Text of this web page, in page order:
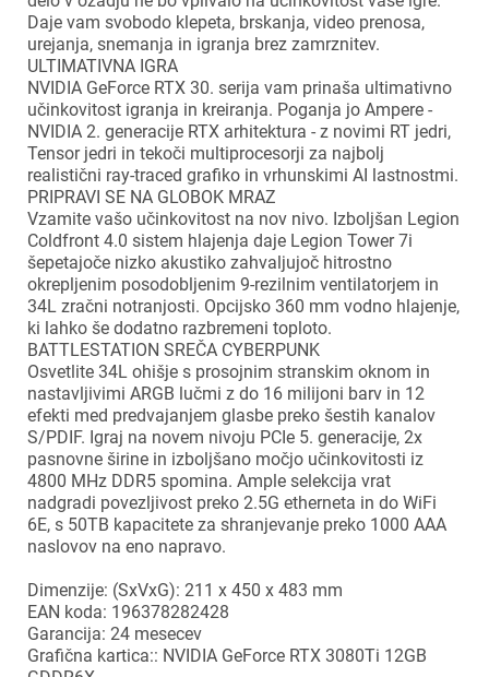
Daje vam svobodo klepeta, brskanja, video prenosa,
urejanja, snemanja in igranja brez zamrznitev.
ULTIMATIVNA IGRA
NVIDIA GeForce RTX 30. serija vam prinaša ultimativno
učinkovitost igranja in kreiranja. Poganja jo Ampere -
NVIDIA 2. generacije RTX arhitektura - z novimi RT jedri,
Tensor jedri in tekoči multiprocesorji za najbolj
realistični ray-traced grafiko in vrhunskimi AI lastnostmi.
PRIPRAVI SE NA GLOBOK MRAZ
Vzamite vašo učinkovitost na nov nivo. Izboljšan Legion
Coldfront 4.0 sistem hlajenja daje Legion Tower 7i
šepetajoče nizko akustiko zahvaljujoč hitrostno
okrepljenim posodobljenim 9-rezilnim ventilatorjem in
34L zračni notranjosti. Opcijsko 360 mm vodno hlajenje,
ki lahko še dodatno razbremeni toploto.
BATTLESTATION SREČA CYBERPUNK
Osvetlite 34L ohišje s prosojnim stranskim oknom in
nastavljivimi ARGB lučmi z do 16 milijoni barv in 12
efekti med predvajanjem glasbe preko šestih kanalov
S/PDIF. Igraj na novem nivoju PCIe 5. generacije, 2x
pasnovne širine in izboljšano močjo učinkovitosti iz
4800 MHz DDR5 spomina. Ample selekcija vrat
nadgradi povezljivost preko 2.5G etherneta in do WiFi
6E, s 50TB kapacitete za shranjevanje preko 1000 AAA
naslovov na eno napravo.
Dimenzije: (SxVxG): 211 x 450 x 483 mm
EAN koda: 196378282428
Garancija: 24 mesecev
Grafična kartica:: NVIDIA GeForce RTX 3080Ti 12GB
Prijava
Za dodajanje na seznam želja morate biti prijavljeni.